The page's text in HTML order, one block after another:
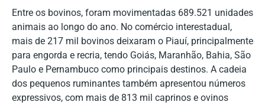
Entre os bovinos, foram movimentadas 689.521 unidades
animais ao longo do ano. No comércio interestadual,
mais de 217 mil bovinos deixaram o Piauí, principalmente
para engorda e recria, tendo Goiás, Maranhão, Bahia, São
Paulo e Pernambuco como principais destinos. A cadeia
dos pequenos ruminantes também apresentou números
expressivos, com mais de 813 mil caprinos e ovinos